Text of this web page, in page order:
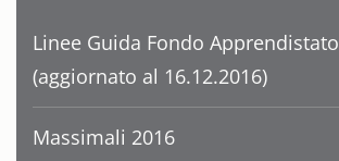
Linee Guida Fondo Apprendistato
(aggiornato al 16.12.2016)
Massimali 2016